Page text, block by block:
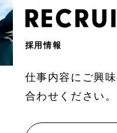
採用情報
仕事内容にご興
合わせください。